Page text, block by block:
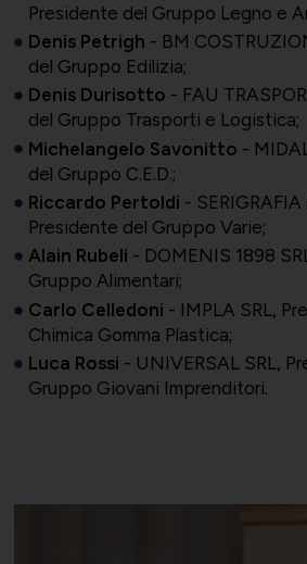
Presidente del Gruppo Legno e
Denis Petrigh - BM
del Gruppo Edilizia;
Denis Durisotto - FAU
del Gruppo Trasporti e Logistica;
Michelangelo Savonitto -
del Gruppo C.E.D.;
Riccardo Pertoldi - SERIGRAFIA
Presidente del Gruppo Varie;
Alain Rubeli - DOMENIS 1898
Gruppo Alimentari;
Carlo Celledoni - IMPLA SRL,
Chimica Gomma Plastica;
Luca Rossi - UNIVERSAL SRL,
Gruppo Giovani Imprenditori.
Società Collegate
Altre partecipazioni societarie
Contatti per area di
Uniontessile
Unimatica
UNIGEC
umane
Lavoro e relazioni industriali
Qualità, sicurezza e ambiente